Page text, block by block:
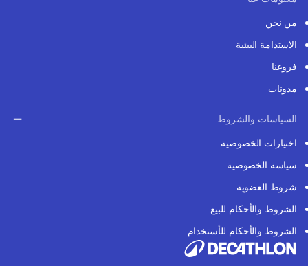
من نحن
الاستدامة البيئية
فروعنا
مدونات
السياسات والشروط
اختيارات الخصوصية
سياسة الخصوصية
شروط العضوية
الشروط والأحكام للبيع
الشروط والأحكام للأستخدام